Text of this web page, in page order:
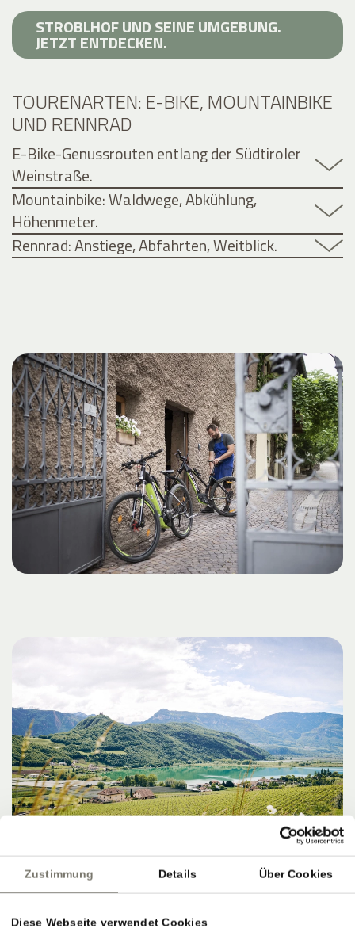
Zustimmung Details Über Cookies
Diese Webseite verwendet Cookies
STROBLHOF UND SEINE UMGEBUNG.
JETZT ENTDECKEN.
TOURENARTEN: E-BIKE, MOUNTAINBIKE
UND RENNRAD
E-Bike-Genussrouten entlang der Südtiroler
Weinstraße.
Mountainbike: Waldwege, Abkühlung,
Höhenmeter.
Rennrad: Anstiege, Abfahrten, Weitblick.